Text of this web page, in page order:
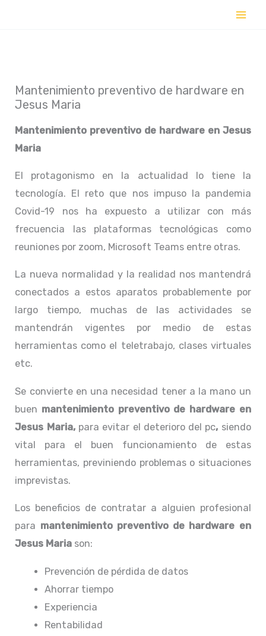
Mantenimiento preventivo de hardware en
Jesus Maria
Mantenimiento preventivo de hardware en Jesus
Maria
El protagonismo en la actualidad lo tiene la
tecnología. El reto que nos impuso la pandemia
Covid-19 nos ha expuesto a utilizar con más
frecuencia las plataformas tecnológicas como
reuniones por zoom, Microsoft Teams entre otras.
La nueva normalidad y la realidad nos mantendrá
conectados a estos aparatos probablemente por
largo tiempo, muchas de las actividades se
mantendrán vigentes por medio de estas
herramientas como el teletrabajo, clases virtuales
etc.
Se convierte en una necesidad tener a la mano un
buen mantenimiento preventivo de hardware en
Jesus Maria, para evitar el deterioro del pc, siendo
vital para el buen funcionamiento de estas
herramientas, previniendo problemas o situaciones
imprevistas.
Los beneficios de contratar a alguien profesional
para mantenimiento preventivo de hardware en
Jesus Maria son:
Prevención de pérdida de datos
Ahorrar tiempo
Experiencia
Rentabilidad